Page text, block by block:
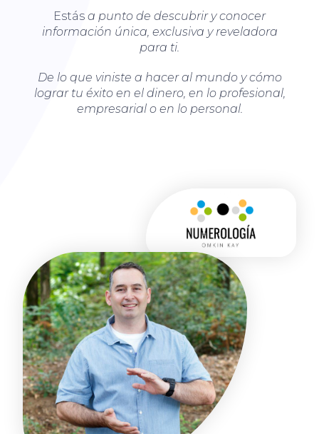
Estás a punto de descubrir y conocer
información única, exclusiva y reveladora
para ti.
De lo que viniste a hacer al mundo y cómo
lograr tu éxito en el dinero, en lo profesional,
empresarial o en lo personal.